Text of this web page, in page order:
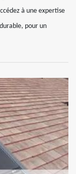
à une expertise
pour un